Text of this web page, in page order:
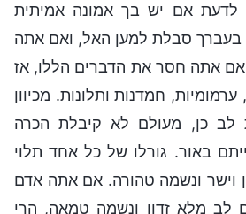
לדעת אם יש בך אמונה אמיתית
בעברך סבלת למען האל, ואם אתה
אתה חסר את הדברים הללו, אז
חמדנות ותלונות. מכיוון
לב כן, מעולם לא קיבלת הכרה
באור. גורלו של כל אחד תלוי
וישר ונשמה טהורה. אם אתה אדם
לב מלא זדון ונשמה טמאה, הרי